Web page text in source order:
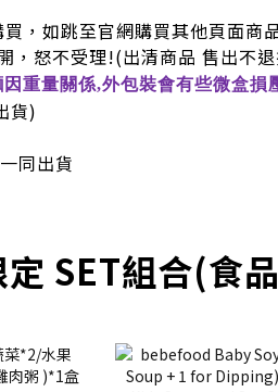
，如跳至官網購買其他頁面商
，怒不受理!(出清商品 售出不
重量關係,外包裝會有些微盒損
貨)
同出貨
SET組合(食